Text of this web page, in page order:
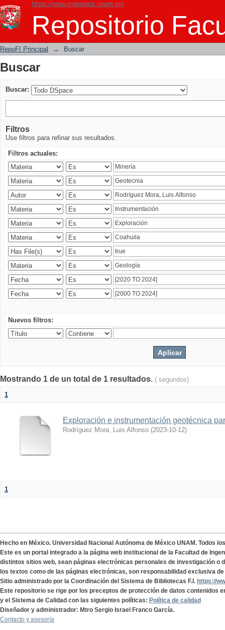
https://www.ingenieria.unam.mx
Repositorio
Buscar
RepoFI Principal → Buscar
Buscar
Buscar:
Filtros
Use filtros para refinar sus resultados.
Filtros actuales:
Nuevos filtros:
Mostrando 1 de un total de 1 resultados. ( segundos)
1
Exploración e instrumentación geotécnica
Rodríguez Mora, Luis Alfonso (2023-10-12)
1
Hecho en México. Universidad Nacional Autónoma de México UNAM. Todos
Este es un portal integrado a la página web institucional de la Facultad de
distintos sitios web, sean páginas electrónicas personales de investigación o
los textos como de las páginas electrónicas, son responsabilidad exclusiva
Sitio administrado por la Coordinación del Sistema de Bibliotecas F.I. https://
Este repositorio se rige por los preceptos de protección de datos contenidos
y el Sistema de Calidad con las siguientes políticas: Política de calidad
Diseñador y administrador: Mtro Sergio Israel Franco García.
Contacto y asesoría